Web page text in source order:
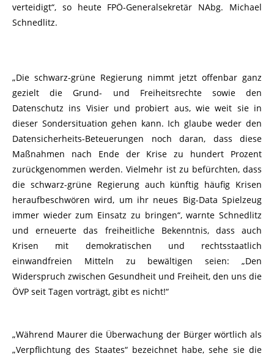
verteidigt“, so heute FPÖ-Generalsekretär NAbg. Michael
Schnedlitz.
„Die schwarz-grüne Regierung nimmt jetzt offenbar ganz
gezielt die Grund- und Freiheitsrechte sowie den
Datenschutz ins Visier und probiert aus, wie weit sie in
dieser Sondersituation gehen kann. Ich glaube weder den
Datensicherheits-Beteuerungen noch daran, dass diese
Maßnahmen nach Ende der Krise zu hundert Prozent
zurückgenommen werden. Vielmehr ist zu befürchten, dass
die schwarz-grüne Regierung auch künftig häufig Krisen
heraufbeschwören wird, um ihr neues Big-Data Spielzeug
immer wieder zum Einsatz zu bringen“, warnte Schnedlitz
und erneuerte das freiheitliche Bekenntnis, dass auch
Krisen mit demokratischen und rechtsstaatlich
einwandfreien Mitteln zu bewältigen seien: „Den
Widerspruch zwischen Gesundheit und Freiheit, den uns die
ÖVP seit Tagen vorträgt, gibt es nicht!“
„Während Maurer die Überwachung der Bürger wörtlich als
„Verpflichtung des Staates“ bezeichnet habe, sehe sie die